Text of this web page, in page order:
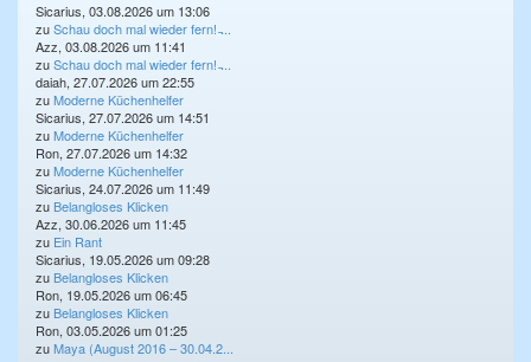
Sicarius, 03.08.2026 um 13:06
zuSchau doch mal wieder fern! ̵...
Azz, 03.08.2026 um 11:41
zuSchau doch mal wieder fern! ̵...
daiah, 27.07.2026 um 22:55
zuModerne Küchenhelfer
Sicarius, 27.07.2026 um 14:51
zuModerne Küchenhelfer
Ron, 27.07.2026 um 14:32
zuModerne Küchenhelfer
Sicarius, 24.07.2026 um 11:49
zu Belangloses Klicken
Azz, 30.06.2026 um 11:45
zu Ein Rant
Sicarius, 19.05.2026 um 09:28
zu Belangloses Klicken
Ron, 19.05.2026 um 06:45
zu Belangloses Klicken
Ron, 03.05.2026 um 01:25
zuMaya (August 2016 – 30.04.2...